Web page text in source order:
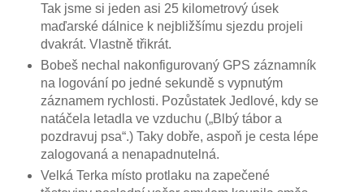
Tak jsme si jeden asi 25 kilometrový úsek
maďarské dálnice k nejbližšímu sjezdu projeli
dvakrát. Vlastně třikrát.
Bobeš nechal nakonfigurovaný GPS záznamník
na logování po jedné sekundě s vypnutým
záznamem rychlosti. Pozůstatek Jedlové, kdy se
natáčela letadla ve vzduchu („Blbý tábor a
pozdravuj psa“.) Taky dobře, aspoň je cesta lépe
zalogovaná a nenapadnutelná.
Velká Terka místo protlaku na zapečené